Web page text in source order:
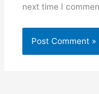
next time I